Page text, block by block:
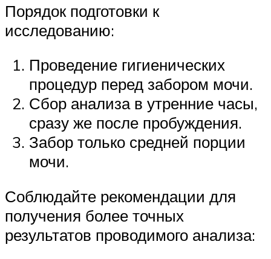
Порядок подготовки к
исследованию:
Проведение гигиенических
процедур перед забором мочи.
Сбор анализа в утренние часы,
сразу же после пробуждения.
Забор только средней порции
мочи.
Соблюдайте рекомендации для
получения более точных
результатов проводимого анализа: